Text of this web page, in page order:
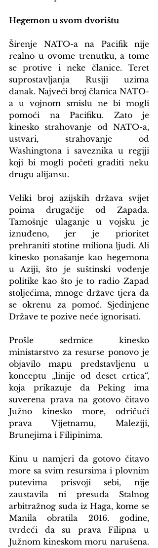
Hegemon u svom dvorištu
Širenje NATO-a na Pacifik nije
realno u ovome trenutku, a tome
se protive i neke članice. Teret
suprostavljanja Rusiji uzima
danak. Najveći broj članica NATO-
a u vojnom smislu ne bi mogli
pomoći na Pacifiku. Zato je
kinesko strahovanje od NATO-a,
ustvari, strahovanje od
Washingtona i saveznika u regiji
koji bi mogli početi graditi neku
drugu alijansu.
Veliki broj azijskih država svijet
poima drugačije od Zapada.
Tamošnje ulaganje u vojsku je
iznuđeno, jer je prioritet
prehraniti stotine miliona ljudi. Ali
kinesko ponašanje kao hegemona
u Aziji, što je suštinski vođenje
politike kao što je to radio Zapad
stoljećima, mnoge države tjera da
se okrenu za pomoć. Sjedinjene
Države te pozive neće ignorisati.
Prošle sedmice kinesko
ministarstvo za resurse ponovo je
objavilo mapu predstavljenu u
konceptu „linije od deset crtica“,
koja prikazuje da Peking ima
suverena prava na gotovo čitavo
Južno kinesko more, odričući
prava Vijetnamu, Maleziji,
Brunejima i Filipinima.
Kinu u namjeri da gotovo čitavo
more sa svim resursima i plovnim
putevima prisvoji sebi, nije
zaustavila ni presuda Stalnog
arbitražnog suda iz Haga, kome se
Manila obratila 2016. godine,
tvrdeći da su prava Filipna u
Južnom kineskom moru narušena.